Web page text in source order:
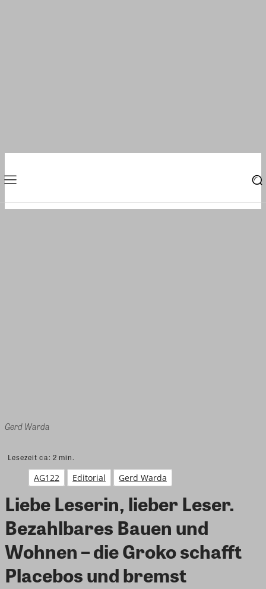
Gerd Warda
Lesezeit ca: 2 min.
AG122 Editorial Gerd Warda
Liebe Leserin, lieber Leser.
Bezahlbares Bauen und
Wohnen – die Groko schafft
Placebos und bremst